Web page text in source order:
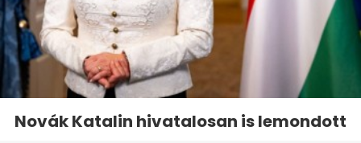
Novák Katalin hivatalosan is lemondott